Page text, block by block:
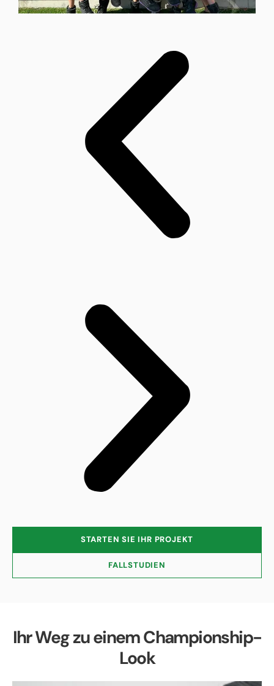
STARTEN SIE IHR PROJEKT
FALLSTUDIEN
Ihr Weg zu einem Championship-
Look